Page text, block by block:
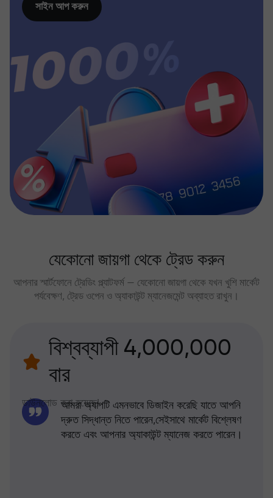
সাইন আপ করুন
যেকোনো জায়গা থেকে ট্রেড করুন
আপনার স্মার্টফোনে ট্রেডিং প্ল্যাটফর্ম — যেকোনো জায়গা থেকে যখন খুশি মার্কেট
পর্যবেক্ষণ, ট্রেড ওপেন ও অ্যাকাউন্ট ম্যানেজমেন্ট অব্যাহত রাখুন।
বিশ্বব্যাপী 4,000,000
বার
ডাউনলোড করা হয়েছে!আমরা অ্যাপটি এমনভাবে ডিজাইন করেছি যাতে আপনি
দ্রুত সিদ্ধান্ত নিতে পারেন,সেইসাথে মার্কেট বিশ্লেষণ
করতে এবং আপনার অ্যাকাউন্ট ম্যানেজ করতে পারেন।